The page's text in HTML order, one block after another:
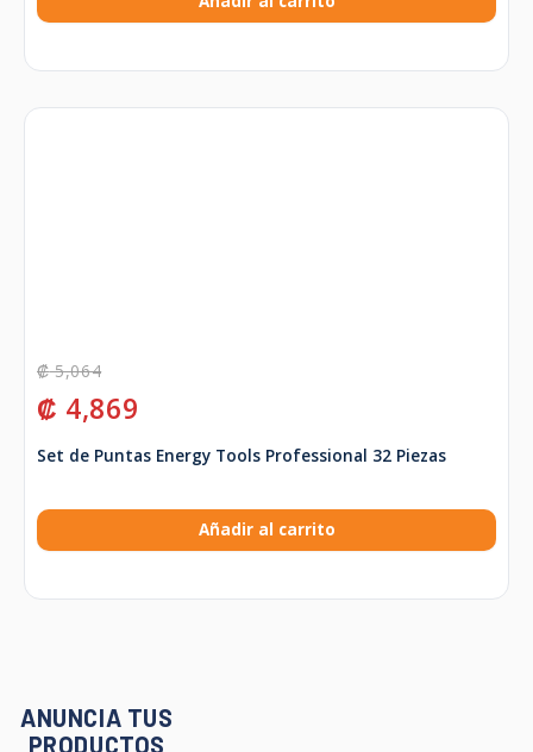
₡5,064
₡ 4,869
Set de Puntas Energy Tools Professional 32 Piezas
Añadir al carrito
ANUNCIA TUS
PRODUCTOS